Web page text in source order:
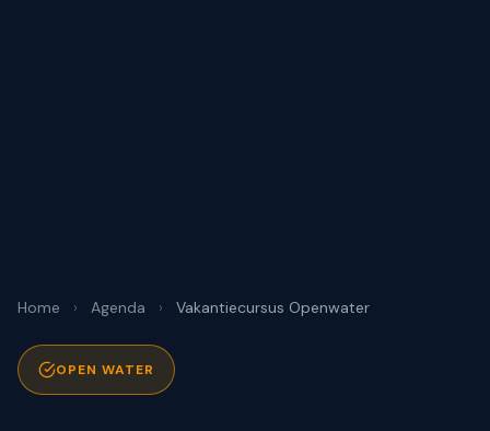
Home › Agenda › Vakantiecursus Openwater
OPEN WATER